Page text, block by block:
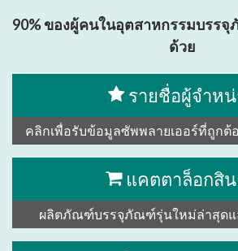
90% ของผู้คนในอุตสาหกรรมบรร
ด้วย
รายชื่อผู้จำห
คลิกเพื่อรับข้อมูลซัพพลายเออร์ที่ถูกต้
แคตตาล็อกสิ
ผลิตภัณฑ์บรรจุภัณฑ์รุ่นใหม่ล่าสุดแ